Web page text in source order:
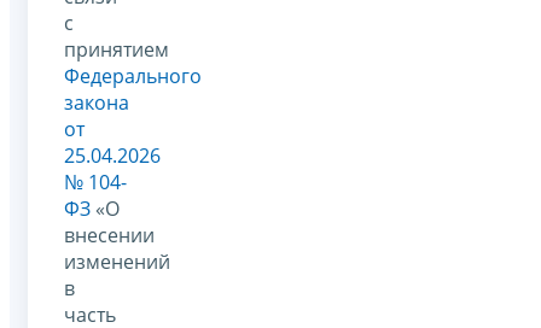
с
принятием
Федерального
закона
от
25.04.2026
№ 104-
ФЗ «О
внесении
изменений
в
часть